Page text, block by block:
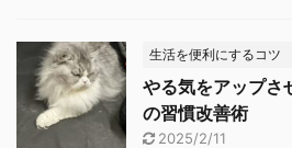
生活を便利にするコツ
やる気をアップさ
の習慣改善術
2025/2/11